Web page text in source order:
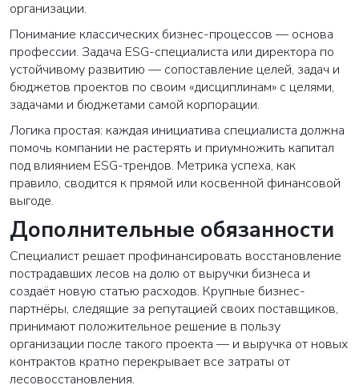
организации.
Понимание классических бизнес-процессов — основа
профессии. Задача ESG-специалиста или директора по
устойчивому развитию — сопоставление целей, задач и
бюджетов проектов по своим «дисциплинам» с целями,
задачами и бюджетами самой корпорации.
Логика простая: каждая инициатива специалиста должна
помочь компании не растерять и приумножить капитал
под влиянием ESG-трендов. Метрика успеха, как
правило, сводится к прямой или косвенной финансовой
выгоде.
Дополнительные обязанности
Специалист решает профинансировать восстановление
пострадавших лесов на долю от выручки бизнеса и
создаёт новую статью расходов. Крупные бизнес-
партнёры, следящие за репутацией своих поставщиков,
принимают положительное решение в пользу
организации после такого проекта — и выручка от новых
контрактов кратно перекрывает все затраты от
лесовосстановления.